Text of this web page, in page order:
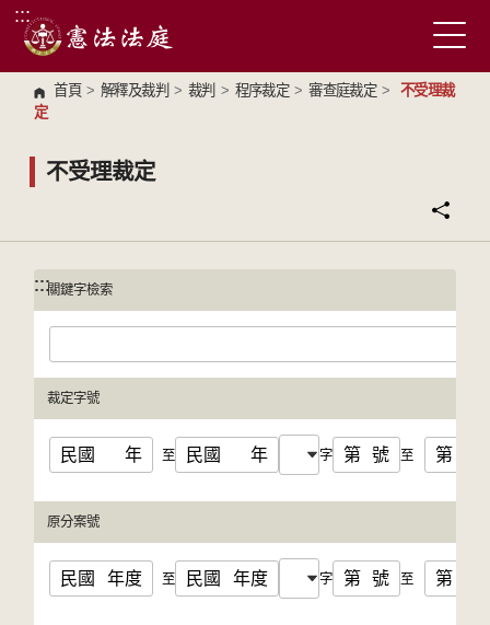
跳到主要內容區塊
:::
首頁 > 解釋及裁判 > 裁判 > 程序裁定 > 審查庭裁定 >
不受理裁
定
不受理裁定
:::
:::關鍵字檢索
裁定字號
民國 年 至 民國 年 字 第 號 至 第
原分案號
民國 年度 至 民國 年度 字 第 號 至 第